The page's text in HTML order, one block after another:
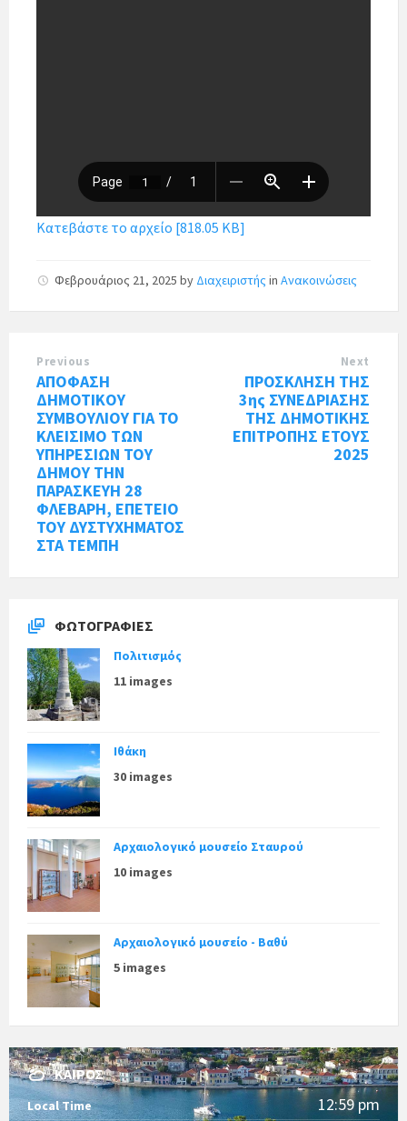
Κατεβάστε το αρχείο [818.05 KB]
Φεβρουάριος 21, 2025 by Διαχειριστής in Ανακοινώσεις
Previous
ΑΠΟΦΑΣΗ
ΔΗΜΟΤΙΚΟΥ
ΣΥΜΒΟΥΛΙΟΥ ΓΙΑ ΤΟ
ΚΛΕΙΣΙΜΟ ΤΩΝ
ΥΠΗΡΕΣΙΩΝ ΤΟΥ
ΔΗΜΟΥ ΤΗΝ
ΠΑΡΑΣΚΕΥΗ 28
ΦΛΕΒΑΡΗ, ΕΠΕΤΕΙΟ
ΤΟΥ ΔΥΣΤΥΧΗΜΑΤΟΣ
ΣΤΑ ΤΕΜΠΗ
Next
ΠΡΟΣΚΛΗΣΗ ΤΗΣ
3ης ΣΥΝΕΔΡΙΑΣΗΣ
ΤΗΣ ΔΗΜΟΤΙΚΗΣ
ΕΠΙΤΡΟΠΗΣ ΕΤΟΥΣ
2025
ΦΩΤΟΓΡΑΦΊΕΣ
Πολιτισμός
11 images
Ιθάκη
30 images
Αρχαιολογικό μουσείο Σταυρού
10 images
Αρχαιολογικό μουσείο - Βαθύ
5 images
ΚΑΙΡΌΣ
Local Time 12:59 pm